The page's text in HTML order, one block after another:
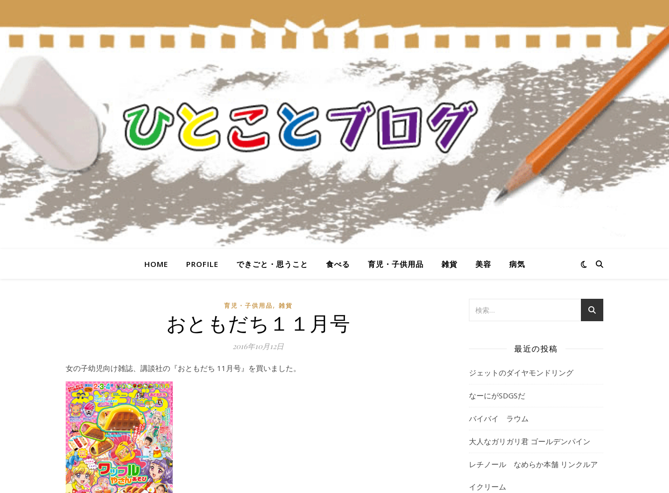
HOME PROFILE できごと・思うこと 食べる 育児・子供用品 雑貨 美容 病気
育児・子供用品, 雑貨
おともだち１１月号
2016年10月12日
女の子幼児向け雑誌、講談社の『おともだち 11月号』を買いました。
最近の投稿
ジェットのダイヤモンドリング
なーにがSDGSだ
バイバイ ラウム
大人なガリガリ君 ゴールデンパイン
レチノール なめらか本舗 リンクルア
イクリーム